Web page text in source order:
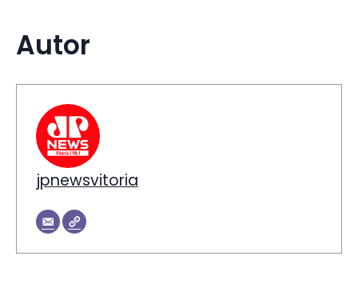
Autor
jpnewsvitoria